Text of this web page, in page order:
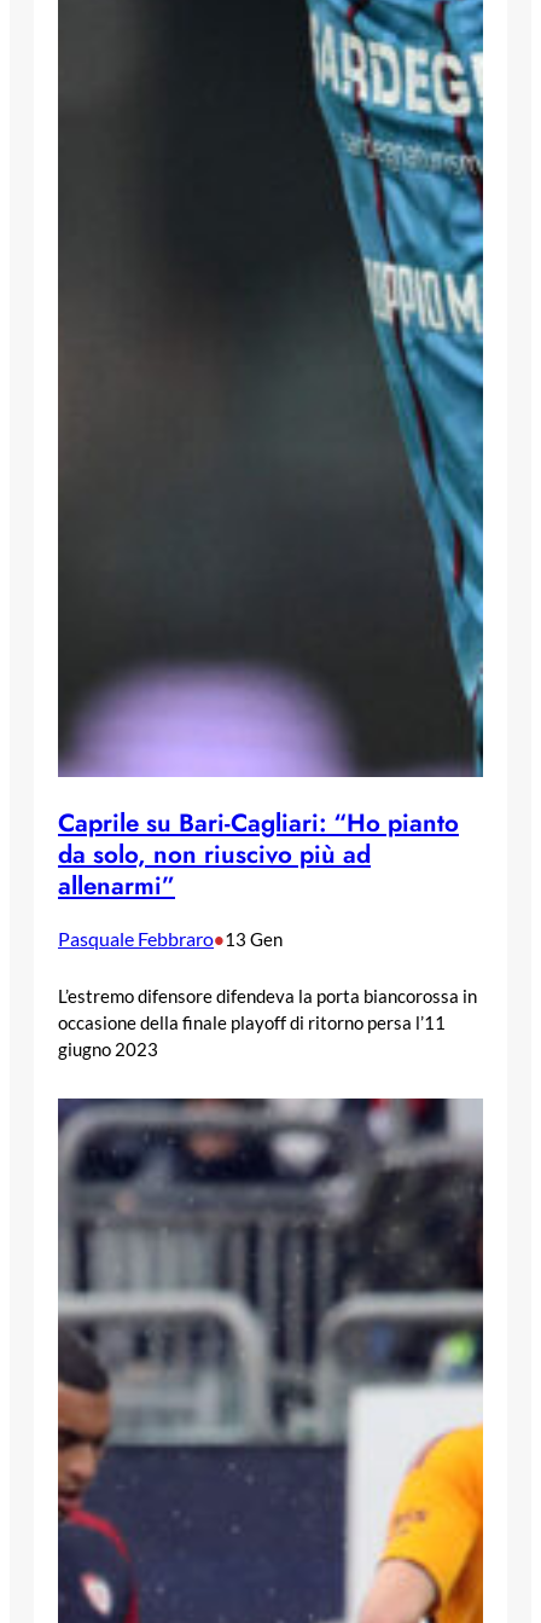
Caprile su Bari-Cagliari: “Ho pianto
da solo, non riuscivo più ad
allenarmi”
Pasquale Febbraro•13 Gen
L’estremo difensore difendeva la porta biancorossa in
occasione della finale playoff di ritorno persa l’11
giugno 2023